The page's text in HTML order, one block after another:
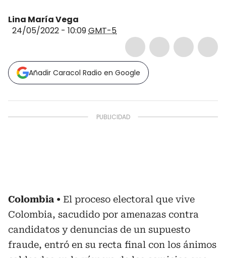
Lina María Vega
24/05/2022 - 10:09GMT-5
Añadir Caracol Radio en Google
Colombia
El proceso electoral que vive
Colombia, sacudido por amenazas contra
candidatos y denuncias de un supuesto
fraude, entró en su recta final con los ánimos